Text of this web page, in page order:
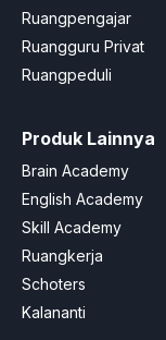
Ruangpengajar
Ruangguru Privat
Ruangpeduli
Produk Lainnya
Brain Academy
English Academy
Skill Academy
Ruangkerja
Schoters
Kalananti